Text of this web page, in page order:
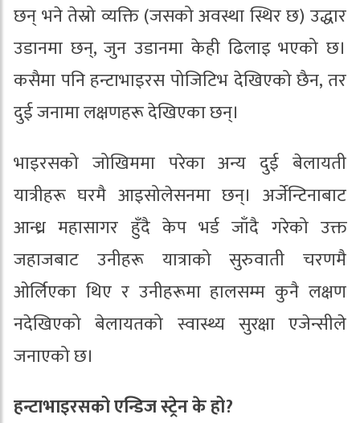
छन् भने तेस्रो व्यक्ति (जसको अवस्था स्थिर छ) उद्धार
उडानमा छन्, जुन उडानमा केही ढिलाइ भएको छ।
कसैमा पनि हन्टाभाइरस पोजिटिभ देखिएको छैन, तर
दुई जनामा लक्षणहरू देखिएका छन्।
भाइरसको जोखिममा परेका अन्य दुई बेलायती
यात्रीहरू घरमै आइसोलेसनमा छन्। अर्जेन्टिनाबाट
आन्ध्र महासागर हुँदै केप भर्ड जाँदै गरेको उक्त
जहाजबाट उनीहरू यात्राको सुरुवाती चरणमै
ओर्लिएका थिए र उनीहरूमा हालसम्म कुनै लक्षण
नदेखिएको बेलायतको स्वास्थ्य सुरक्षा एजेन्सीले
जनाएको छ।
हन्टाभाइरसको एन्डिज स्ट्रेन के हो?